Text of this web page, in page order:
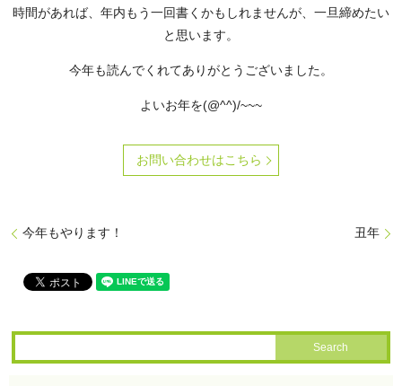
時間があれば、年内もう一回書くかもしれませんが、一旦締めたい
と思います。
今年も読んでくれてありがとうございました。
よいお年を(@^^)/~~~
お問い合わせはこちら
今年もやります！ 丑年